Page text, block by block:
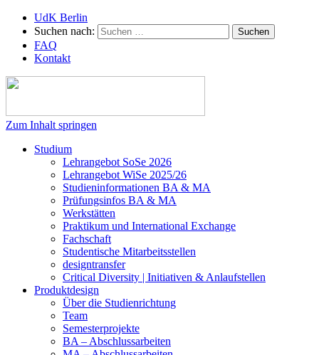
UdK Berlin
Suchen nach:
FAQ
Kontakt
Zum Inhalt springen
Studium
Lehrangebot SoSe 2026
Lehrangebot WiSe 2025/26
Studieninformationen ­BA & MA
Prüfungsinfos BA & MA
Werkstätten
Praktikum und International Exchange
Fachschaft
Studentische Mitarbeitsstellen
designtransfer
Critical Diversity | Initiativen & Anlaufstellen
Produktdesign
Über die Studienrichtung
Team
Semesterprojekte
BA – Abschlussarbeiten